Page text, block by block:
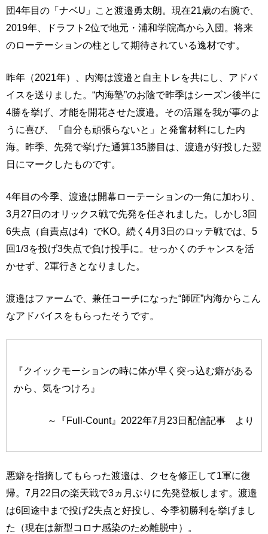
団4年目の「ナベU」こと渡邉勇太朗。現在21歳の右腕で、
2019年、ドラフト2位で地元・浦和学院高から入団。将来
のローテーションの柱として期待されている逸材です。
昨年（2021年）、内海は渡邉と自主トレを共にし、アドバ
イスを送りました。“内海塾”のお陰で昨季はシーズン後半に
4勝を挙げ、才能を開花させた渡邉。その活躍を我が事のよ
うに喜び、「自分も頑張らないと」と発奮材料にした内
海。昨季、先発で挙げた通算135勝目は、渡邉が好投した翌
日にマークしたものです。
4年目の今季、渡邉は開幕ローテーションの一角に加わり、
3月27日のオリックス戦で先発を任されました。しかし3回
6失点（自責点は4）でKO。続く4月3日のロッテ戦では、5
回1/3を投げ3失点で負け投手に。せっかくのチャンスを活
かせず、2軍行きとなりました。
渡邉はファームで、兼任コーチになった“師匠”内海からこん
なアドバイスをもらったそうです。
『クイックモーションの時に体が早く突っ込む癖がある
から、気をつけろ』
～『Full-Count』2022年7月23日配信記事 より
悪癖を指摘してもらった渡邉は、クセを修正して1軍に復
帰。7月22日の楽天戦で3ヵ月ぶりに先発登板します。渡邉
は6回途中まで投げ2失点と好投し、今季初勝利を挙げまし
た（現在は新型コロナ感染のため離脱中）。